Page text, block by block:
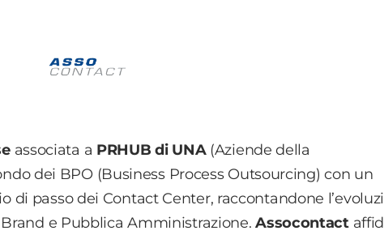
associata a PRHUB di UNA(Aziende della
dei BPO (Business Process Outsourcing) con un
di passo dei Contact Center, raccontandone
e Pubblica Amministrazione.Assocontact